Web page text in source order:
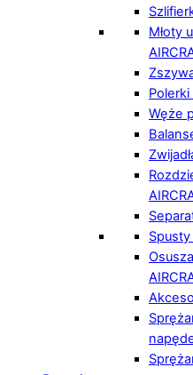
Młoty
Węże